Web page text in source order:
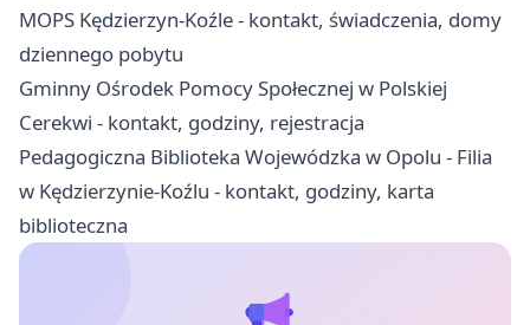
MOPS Kędzierzyn-Koźle - kontakt, świadczenia, domy
dziennego pobytu
Gminny Ośrodek Pomocy Społecznej w Polskiej
Cerekwi - kontakt, godziny, rejestracja
Pedagogiczna Biblioteka Wojewódzka w Opolu - Filia
w Kędzierzynie-Koźlu - kontakt, godziny, karta
biblioteczna